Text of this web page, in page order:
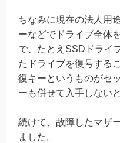
ちなみに現在の法人用
ーなどでドライブ全体
で、たとえSSDドライ
たドライブを復号する
復キーというものがセ
ーも併せて入手しない
続けて、故障したマザ
ました。